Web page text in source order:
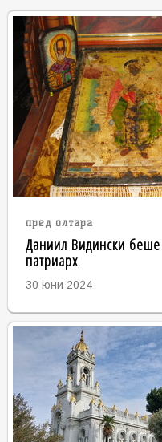
пред олтара
Даниил Видински
патриарх
30 юни 2024